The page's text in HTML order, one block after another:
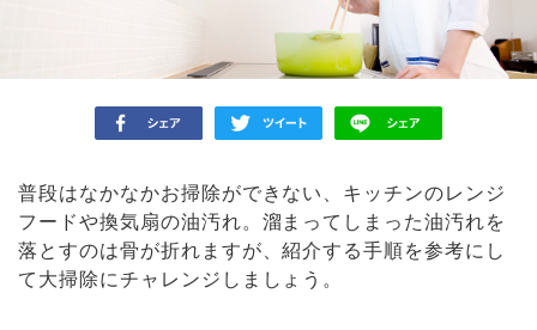
普段はなかなかお掃除ができない、キッチンのレンジ
フードや換気扇の油汚れ。溜まってしまった油汚れを
落とすのは骨が折れますが、紹介する手順を参考にし
て大掃除にチャレンジしましょう。